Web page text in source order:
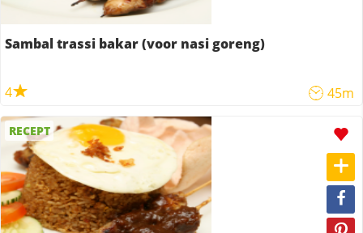
Sambal trassi bakar (voor nasi goreng)
4 45m
RECEPT